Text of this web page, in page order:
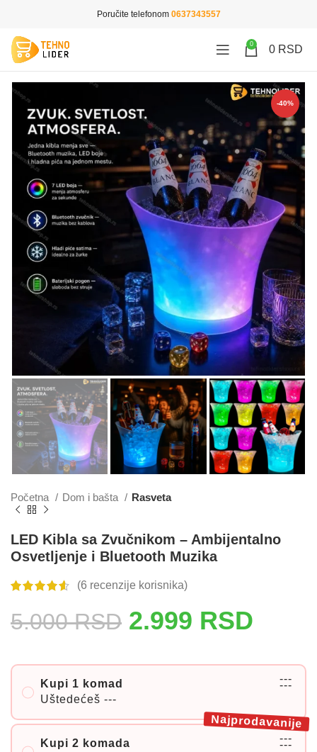
Poručite telefonom 0637343557
0 0 RSD
-40%
Početna Dom i bašta Rasveta
LED Kibla sa Zvučnikom – Ambijentalno
Osvetljenje i Bluetooth Muzika
(6 recenzije korisnika)
5.000RSD 2.999 RSD
Kupi 1 komad
Uštedećeš ---
---
---
Kupi 2 komada
---
---
Najprodavanije